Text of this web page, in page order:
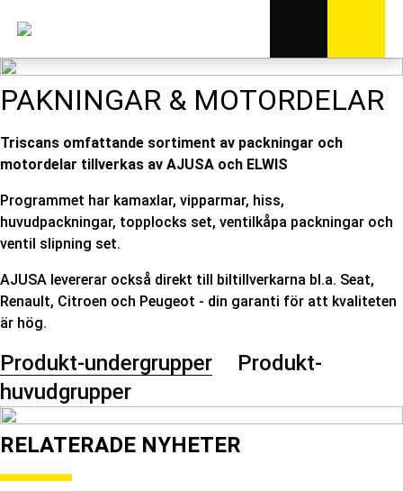
PAKNINGAR & MOTORDELAR
Triscans omfattande sortiment av packningar och
motordelar tillverkas av AJUSA och ELWIS
Programmet har kamaxlar, vipparmar, hiss,
huvudpackningar, topplocks set, ventilkåpa packningar och
ventil slipning set.
AJUSA levererar också direkt till biltillverkarna bl.a. Seat,
Renault, Citroen och Peugeot - din garanti för att kvaliteten
är hög.
Produkt-undergrupper
Produkt-
huvudgrupper
RELATERADE NYHETER